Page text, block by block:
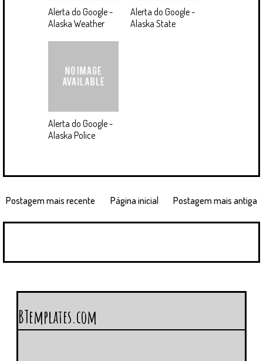
Alerta do Google -
Alaska Weather
Alerta do Google -
Alaska State
Alerta do Google -
Alaska Police
Postagem mais recente Postagem mais antiga
Página inicial
BTemplates.com